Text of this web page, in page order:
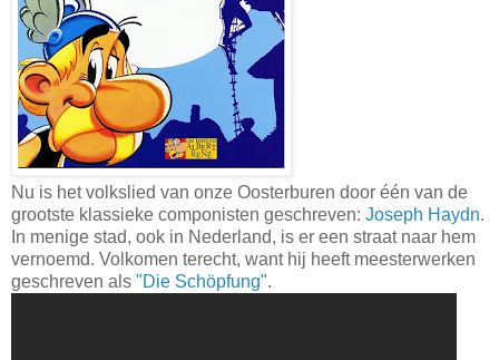
Nu is het volkslied van onze Oosterburen door één van de
grootste klassieke componisten geschreven: Joseph Haydn.
In menige stad, ook in Nederland, is er een straat naar hem
vernoemd. Volkomen terecht, want hij heeft meesterwerken
geschreven als "Die Schöpfung".